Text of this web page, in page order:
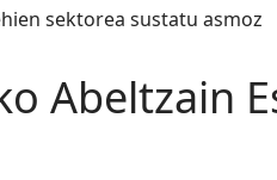
Abeltzain